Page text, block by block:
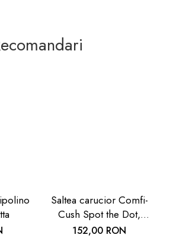
Saltea carucior Comfi-
Cush Spot the Dot,
841127
152,00 RON